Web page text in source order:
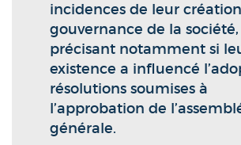
incidences de leur
gouvernance de la
précisant notamment si
existence a influencé
résolutions soumises à
l’approbation de
générale.